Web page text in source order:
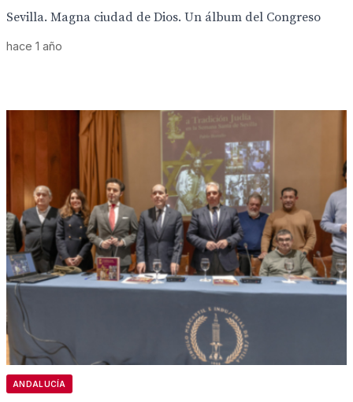
Sevilla. Magna ciudad de Dios. Un álbum del Congreso
hace 1 año
ANDALUCÍA